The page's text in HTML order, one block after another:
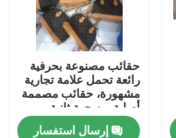
حقائب مصنوعة بحرفية
رائعة تحمل علامة تجارية
مشهورة، حقائب مصممة
أصلية من جهة ثانية
إرسال استفسار